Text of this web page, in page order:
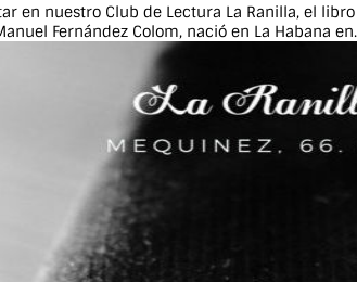
en nuestro Club de Lectura La Ranilla, el
Fernández Colom, nació en La Habana